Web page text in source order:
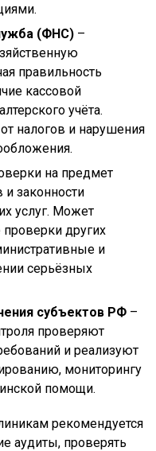
(ФНС) –
правильность
кассовой
учёта.
налогов и нарушения
на предмет
законности
услуг. Может
других
и
серьёзных
субъектов РФ –
проверяют
и реализуют
мониторингу
помощи.
рекомендуется
аудиты, проверять